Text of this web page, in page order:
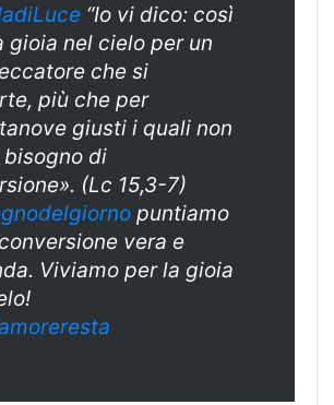
“Io vi dico: così
gioia nel cielo per un
che si
più che per
giusti i quali non
bisogno di
(Lc 15,3-7)
o puntiamo
vera e
Viviamo per la gioia